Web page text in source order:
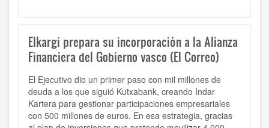
Elkargi prepara su incorporación a la Alianza
Financiera del Gobierno vasco (El Correo)
El Ejecutivo dio un primer paso con mil millones de
deuda a los que siguió Kutxabank, creando Indar
Kartera para gestionar participaciones empresariales
con 500 millones de euros. En esa estrategia, gracias